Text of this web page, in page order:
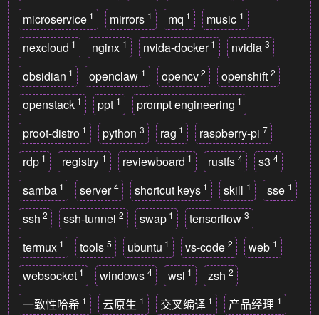
microservice 1 mirrors 1 mq 1 music 1
nexcloud 1 nginx 1 nvida-docker 1 nvidia 3
obsidian 1 openclaw 1 opencv 2 openshift 2
openstack 1 ppt 1 prompt engineering 1
proot-distro 1 python 3 rag 1 raspberry-pi 7
rdp 1 registry 1 reviewboard 1 rustfs 4 s3 4
samba 1 server 4 shortcut keys 1 skill 1 sse 1
ssh 2 ssh-tunnel 2 swap 1 tensorflow 3
termux 1 tools 5 ubuntu 1 vs-code 2 web 1
websocket 1 windows 4 wsl 1 zsh 2
一致性哈希 1 云原生 1 交叉编译 1 产品经理 1